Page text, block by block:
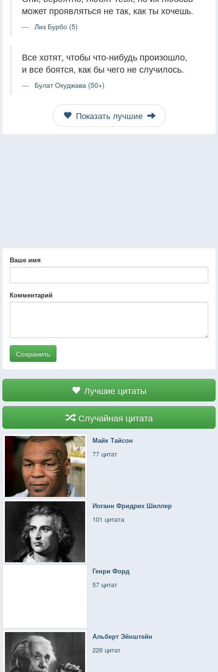
может проявляться не так, как ты хочешь.
Лиз Бурбо (5)
Все хотят, чтобы что-нибудь произошло,
и все боятся, как бы чего не случилось.
Булат Окуджава (50+)
Показать лучшие
Ваше имя
Комментарий
Сохранить
Лучшие цитаты
Случайная цитата
Майк Тайсон
77 цитат
Иоганн Фридрих Шиллер
101 цитата
Генри Форд
57 цитат
Альберт Эйнштейн
226 цитат